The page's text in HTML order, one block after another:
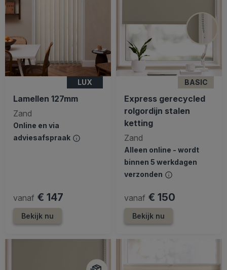
LUX
Lamellen 127mm
Zand
Online en via
adviesafspraak
vanaf € 147
Bekijk nu
BASIC
Express gerecycled
rolgordijn stalen
ketting
Zand
Alleen online - wordt
binnen 5 werkdagen
verzonden
vanaf € 150
Bekijk nu